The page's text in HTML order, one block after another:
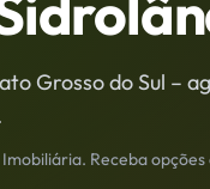
Grosso do Sul –
Receba opções